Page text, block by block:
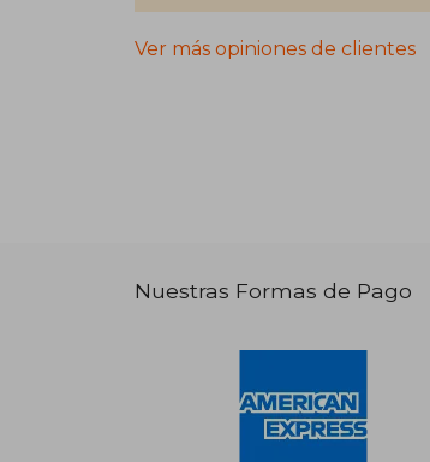
Ver más opiniones de clientes
Nuestras Formas de Pago